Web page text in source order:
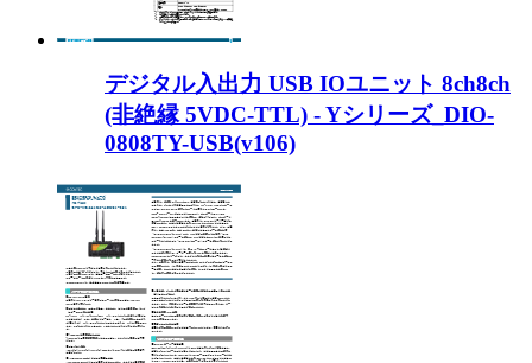
デジタル入出力 USB IOユニット 8ch8ch
(非絶縁 5VDC-TTL) - Yシリーズ_DIO-
0808TY-USB(v106)